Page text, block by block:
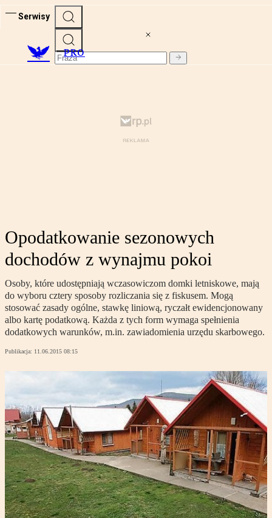
Serwisy
PRO
Opodatkowanie sezonowych
dochodów z wynajmu pokoi
Osoby, które udostępniają wczasowiczom domki letniskowe, mają
do wyboru cztery sposoby rozliczania się z fiskusem. Mogą
stosować zasady ogólne, stawkę liniową, ryczałt ewidencjonowany
albo kartę podatkową. Każda z tych form wymaga spełnienia
dodatkowych warunków, m.in. zawiadomienia urzędu skarbowego.
Publikacja: 11.06.2015 08:15